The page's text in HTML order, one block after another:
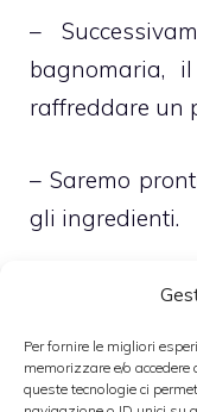
Per fornire le migliori
memorizzare e/o
queste tecnologie ci
–
bagnomaria,
raffreddare un
– Saremo
gli ingredienti.
–
le uova e